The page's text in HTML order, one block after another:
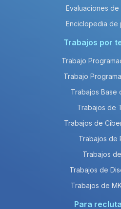
Evaluaciones de
Enciclopedia de
Trabajos por
Trabajo
Trabajo
Trabajos Base
Trabajos de
Trabajos de
Trabajos de
Trabajos
Trabajos de
Trabajos de
Para